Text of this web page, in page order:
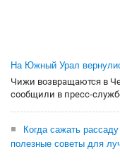
На Южный Урал
Чижи возвращаются в
сообщили в пресс-
Когда сажать
полезные советы для